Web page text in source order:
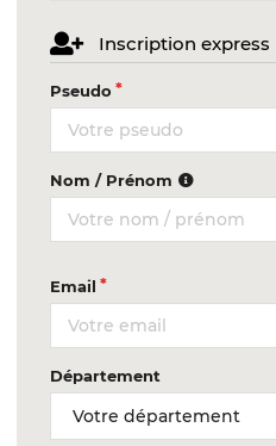
Inscription express
Pseudo
Nom / Prénom
Email
Département